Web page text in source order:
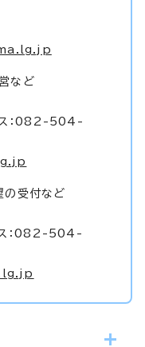
など
：082-504-
の受付など
：082-504-